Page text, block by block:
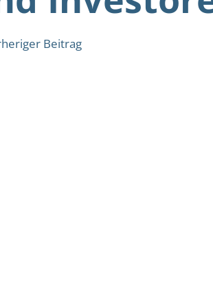
Beitrag